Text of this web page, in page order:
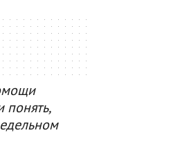
понять,